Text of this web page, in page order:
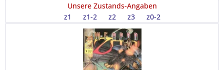
Unsere Zustands-Angaben
z1
z1-2 z2 z3 z0-2